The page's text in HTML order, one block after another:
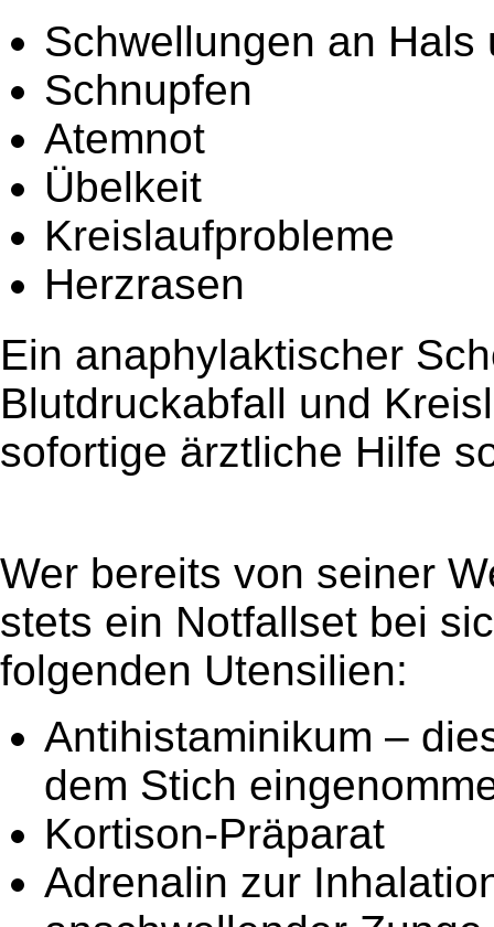
Schwellungen an Hals
Schnupfen
Atemnot
Übelkeit
Kreislaufprobleme
Herzrasen
Ein anaphylaktischer
Blutdruckabfall und
sofortige ärztliche Hilfe
Wer bereits von seiner
stets ein Notfallset bei
folgenden Utensilien:
Antihistaminikum –
dem Stich
Kortison-Präparat
Adrenalin zur